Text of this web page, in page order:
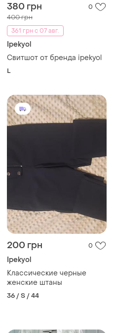
380 грн 0
400 грн
361 грн с 07 авг.
Ipekyol
Свитшот от бренда ipekyol
L
200 грн 0
Ipekyol
Классические черные
женские штаны
36 / S / 44